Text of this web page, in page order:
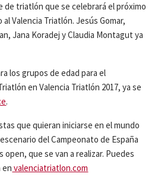
de triatlón que se celebrará el próximo
Valencia Triatlón. Jesús Gomar,
Jana Koradej y Claudia Montagut ya
los grupos de edad para el
en Valencia Triatlón 2017, ya se
.
que quieran iniciarse en el mundo
del Campeonato de España
open, que se van a realizar. Puedes
en valenciatriatlon.com